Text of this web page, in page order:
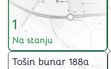
1
Na stanju
Tošin bunar 188a